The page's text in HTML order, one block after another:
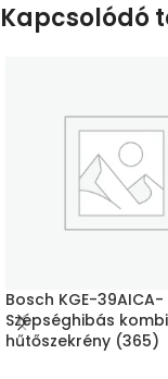
Kapcsolódó
Bosch KGE-39AICA-
Szépséghibás
hűtőszekrény (365)